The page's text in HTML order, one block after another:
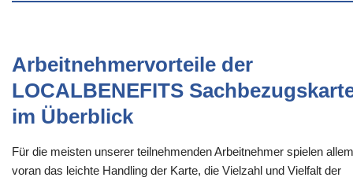
Arbeitnehmervorteile der
LOCALBENEFITS
im Überblick
Für die meisten unserer teilnehmenden Arbeitnehmer spielen allem
voran das leichte Handling der Karte, die Vielzahl und Vielfalt der